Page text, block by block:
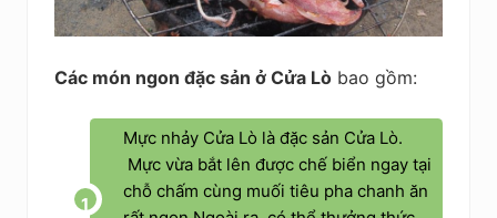
Các món ngon đặc sản ở Cửa Lò bao gồm:
Mực nhảy Cửa Lò là đặc sản Cửa Lò.
Mực vừa bắt lên được chế biển ngay tại
chỗ chấm cùng muối tiêu pha chanh ăn